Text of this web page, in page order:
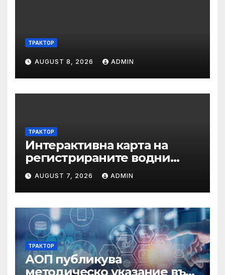
ТРАКТОР
AUGUST 8, 2026 ADMIN
ТРАКТОР
Интерактивна карта на
регистрираните водни
бази по Черноморието за
летния сезон на 2026 г.
AUGUST 7, 2026 ADMIN
ТРАКТОР
АОП публикува
методическо указание във